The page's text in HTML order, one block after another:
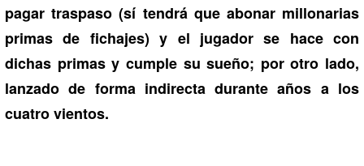
pagar traspaso (sí tendrá que abonar millonarias
primas de fichajes) y el jugador se hace con
dichas primas y cumple su sueño; por otro lado,
lanzado de forma indirecta durante años a los
cuatro vientos.